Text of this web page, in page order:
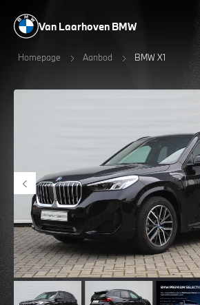
Van Laarhoven BMW
Homepage Aanbod BMW X1